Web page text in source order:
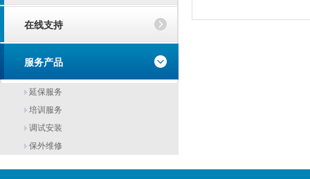
在线支持
服务产品
延保服务
培训服务
调试安装
保外维修